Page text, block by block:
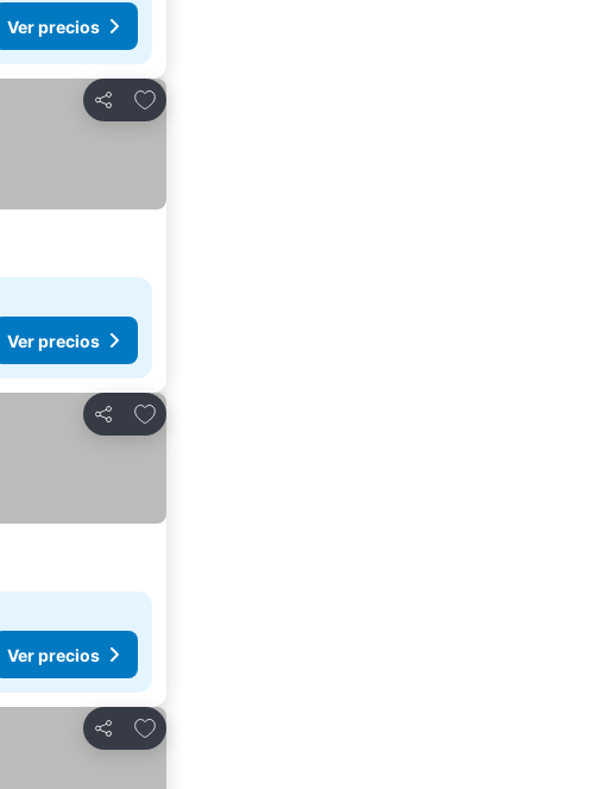
Ver precios
Compartir
Agregar a favoritos
Ver precios
Compartir
Agregar a favoritos
Ver precios
Compartir
Agregar a favoritos